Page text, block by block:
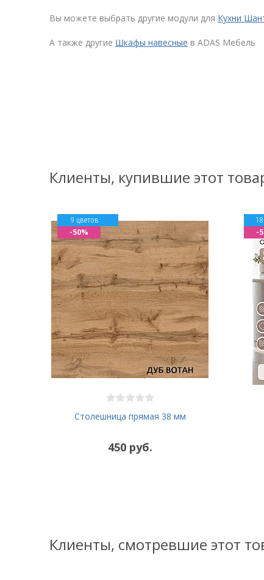
Вы можете выбрать другие модули для Кухни
А также другие Шкафы навесные в ADAS Мебель
Клиенты, купившие этот
Столешница прямая 38 мм
9 цветов
450 руб.
-50% -
Клиенты, смотревшие этот